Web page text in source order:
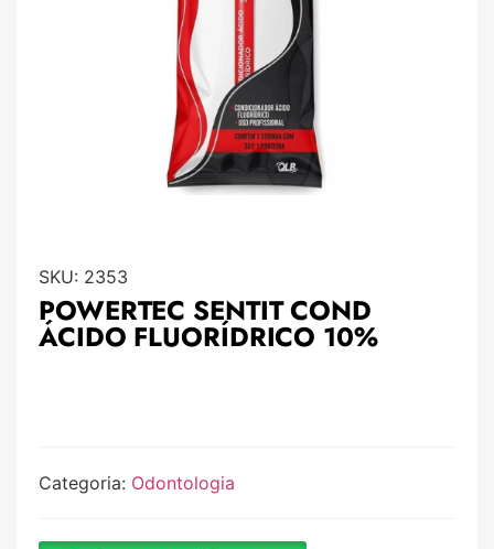
SKU: 2353
POWERTEC SENTIT COND
ÁCIDO FLUORÍDRICO 10%
Categoria: Odontologia